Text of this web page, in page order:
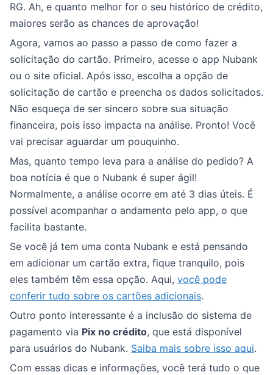
RG. Ah, e quanto melhor for o seu histórico de crédito,
maiores serão as chances de aprovação!
Agora, vamos ao passo a passo de como fazer a
solicitação do cartão. Primeiro, acesse o app Nubank
ou o site oficial. Após isso, escolha a opção de
solicitação de cartão e preencha os dados solicitados.
Não esqueça de ser sincero sobre sua situação
financeira, pois isso impacta na análise. Pronto! Você
vai precisar aguardar um pouquinho.
Mas, quanto tempo leva para a análise do pedido? A
boa notícia é que o Nubank é super ágil!
Normalmente, a análise ocorre em até 3 dias úteis. É
possível acompanhar o andamento pelo app, o que
facilita bastante.
Se você já tem uma conta Nubank e está pensando
em adicionar um cartão extra, fique tranquilo, pois
eles também têm essa opção. Aqui, você pode
conferir tudo sobre os cartões adicionais.
Outro ponto interessante é a inclusão do sistema de
pagamento via Pix no crédito, que está disponível
para usuários do Nubank. Saiba mais sobre isso aqui.
Com essas dicas e informações, você terá tudo o que